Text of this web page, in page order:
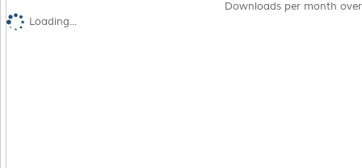
Downloads per month
Loading...